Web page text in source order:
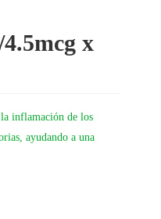
x
inflamación de los
ayudando a una